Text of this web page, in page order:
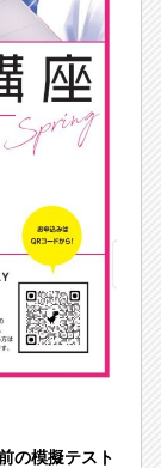
の模擬テスト